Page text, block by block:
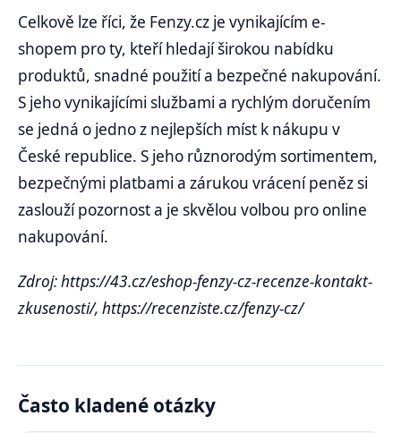
Celkově lze říci, že Fenzy.cz je vynikajícím e-
shopem pro ty, kteří hledají širokou nabídku
produktů, snadné použití a bezpečné nakupování.
S jeho vynikajícími službami a rychlým doručením
se jedná o jedno z nejlepších míst k nákupu v
České republice. S jeho různorodým sortimentem,
bezpečnými platbami a zárukou vrácení peněz si
zaslouží pozornost a je skvělou volbou pro online
nakupování.
Zdroj: https://43.cz/eshop-fenzy-cz-recenze-kontakt-
zkusenosti/, https://recenziste.cz/fenzy-cz/
Často kladené otázky